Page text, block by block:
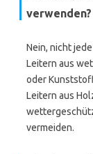
verwenden?
Nein, nicht
Leitern aus
oder
Leitern aus
vermeiden.